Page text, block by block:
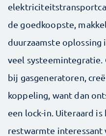
de goedkoopste,
duurzaamste oplossing
veel
bij gasgeneratoren,
koppeling, want dan
een lock-in. Uiteraard is
restwarmte interessant